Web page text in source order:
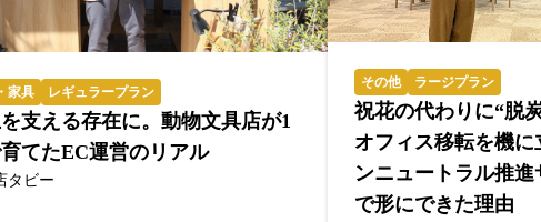
家具 レギュラープラン
支える存在に。動物文具店が1
てたEC運営のリアル
タビー
その他 ラージプラン
祝花の代わりに“脱
オフィス移転を機
ンニュートラル推
で形にできた理由